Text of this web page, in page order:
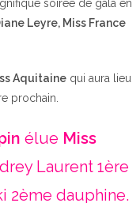
soirée de gala en
Leyre, Miss France
Aquitainequi aura lieu
prochain.
élue Miss
Laurent 1ère
2ème dauphine.